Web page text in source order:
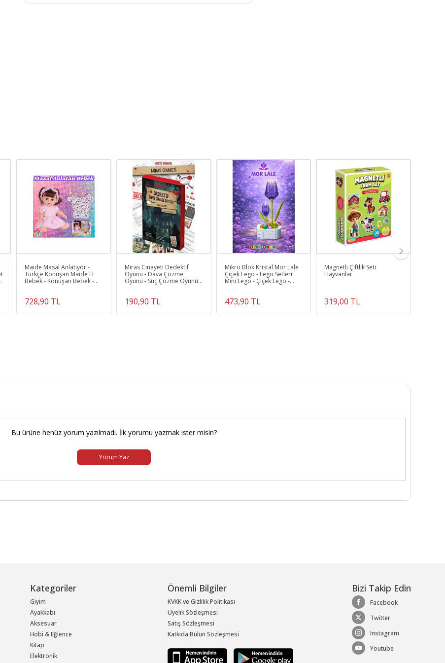
Maide Masal Anlatıyor -
Türkçe Konuşan Maide Et
Bebek - Konuşan Bebek -
728,90 TL
Miras Cinayeti Dedektif
Oyunu - Dava Çözme
Oyunu - Suç Çözme Oyunu -
190,90 TL
Mikro Blok Kristal Mor Lale
Çiçek Lego - Lego Setleri
Mini Lego - Çiçek Lego -
473,90 TL
Magnetli Çiftlik Seti
Hayvanlar
319,00 TL
Bu ürüne henüz yorum yazılmadı. İlk yorumu yazmak ister misin?
Yorum Yaz
Kategoriler
Giyim
Ayakkabı
Aksesuar
Hobi & Eğlence
Kitap
Elektronik
Önemli Bilgiler
KVKK ve Gizlilik Politikası
Üyelik Sözleşmesi
Satış Sözleşmesi
Katkıda Bulun Sözleşmesi
Bizi Takip Edin
Facebook
Twitter
Instagram
Youtube